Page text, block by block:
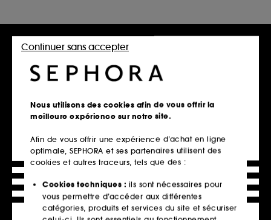
Retrait en magasin
Click & Collect en 2h offert
En savoir plus
à domicile dès 60€ en France
Explorer l'offre
et paiements en plusieurs fois
En savoir plus
Nous utilisons des cookies afin de vous offrir la
meilleure expérience sur notre site.
Afin de vous offrir une expérience d’achat en ligne
optimale, SEPHORA et ses partenaires utilisent des
cookies et autres traceurs, tels que des :
Cookies techniques : ils sont nécessaires pour
vous permettre d’accéder aux différentes
catégories, produits et services du site et sécuriser
Continuer sans accepter